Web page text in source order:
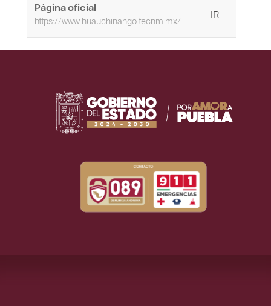
Página oficial
https://www.huauchinango.tecnm.mx/ IR